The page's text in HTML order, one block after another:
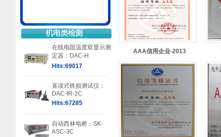
在线电阻温度双显示测
定器：DAC-H
Hits:69017
直读式铁损测试仪：
DAC-IR-2C
Hits:67285
自动西林电桥：SK-
ASC-3C
AAA信用企业-2013